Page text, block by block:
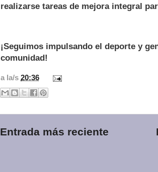
realizarse tareas de mejora integral
¡Seguimos impulsando el deporte y
comunidad!
a la/s 20:36
Entrada más reciente